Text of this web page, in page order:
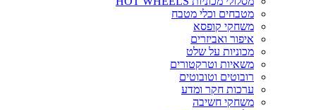
מטבחים וכלי מטבח
משחקי קופסא
איפור ואביזרים
מכוניות על שלט
משאיות וטרקטורים
רובוטים וטובוטים
ערכות חקר ומדע
משחקי חשיבה